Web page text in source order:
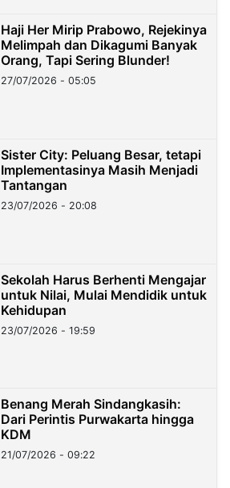
Haji Her Mirip Prabowo, Rejekinya
Melimpah dan Dikagumi Banyak
Orang, Tapi Sering Blunder!
27/07/2026 - 05:05
Sister City: Peluang Besar, tetapi
Implementasinya Masih Menjadi
Tantangan
23/07/2026 - 20:08
Sekolah Harus Berhenti Mengajar
untuk Nilai, Mulai Mendidik untuk
Kehidupan
23/07/2026 - 19:59
Benang Merah Sindangkasih:
Dari Perintis Purwakarta hingga
KDM
21/07/2026 - 09:22